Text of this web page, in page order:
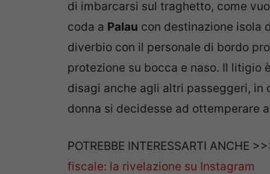
di imbarcarsi sul traghetto, come
coda a Palau con destinazione isola
diverbio con il personale di bordo
protezione su bocca e naso. Il litigio
disagi anche agli altri passeggeri, in
donna si decidesse ad ottemperare
POTREBBE INTERESSARTI ANCHE
fiscale: la rivelazione su Instagram